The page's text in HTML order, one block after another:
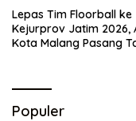
Lepas Tim Floorball ke
Kejurprov Jatim 2026,
Kota Malang Pasang
Populer